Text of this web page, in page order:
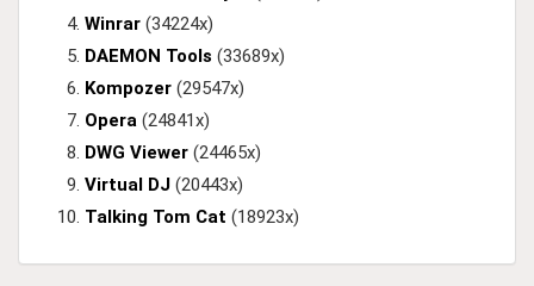
Winrar (34224x)
DAEMON Tools (33689x)
Kompozer (29547x)
Opera (24841x)
DWG Viewer (24465x)
Virtual DJ (20443x)
Talking Tom Cat (18923x)